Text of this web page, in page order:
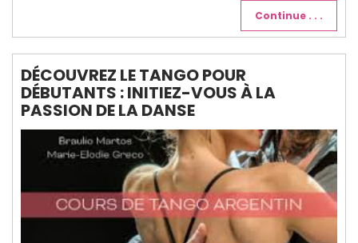
Continue . . .
DÉCOUVREZ LE TANGO POUR
DÉBUTANTS : INITIEZ-VOUS À LA
PASSION DE LA DANSE